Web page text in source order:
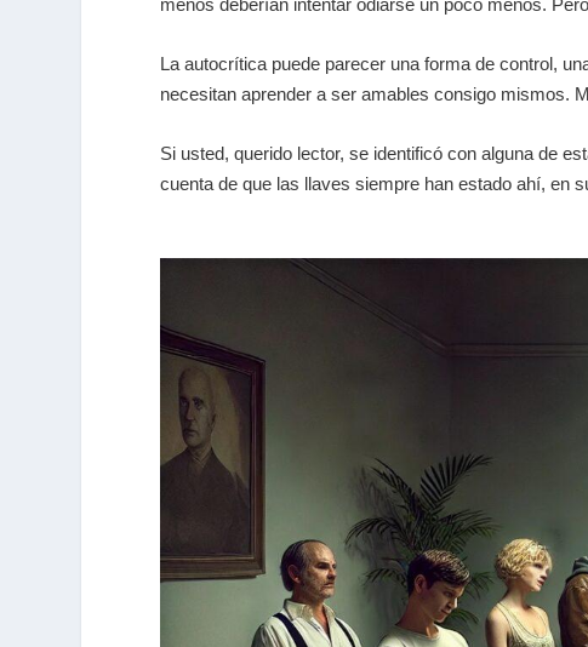
menos deberían intentar odiarse un poco menos.
La autocrítica puede parecer una forma de control,
necesitan aprender a ser amables consigo mismos.
Si usted, querido lector, se identificó con alguna de
cuenta de que las llaves siempre han estado ahí, en